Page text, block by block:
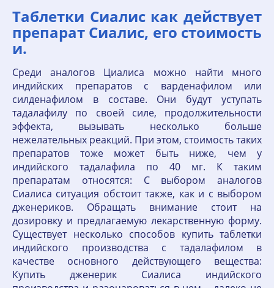
Таблетки Сиалис как действует
препарат Сиалис, его стоимость
и.
Среди аналогов Циалиса можно найти много
индийских препаратов с варденафилом или
силденафилом в составе. Они будут уступать
тадалафилу по своей силе, продолжительности
эффекта, вызывать несколько больше
нежелательных реакций. При этом, стоимость таких
препаратов тоже может быть ниже, чем у
индийского тадалафила по 40 мг. К таким
препаратам относятся: С выбором аналогов
Сиалиса ситуация обстоит также, как и с выбором
дженериков. Обращать внимание стоит на
дозировку и предлагаемую лекарственную форму.
Существует несколько способов купить таблетки
индийского производства с тадалафилом в
качестве основного действующего вещества:
Купить дженерик Сиалиса индийского